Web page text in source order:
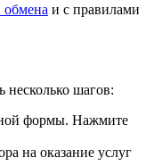
обмена и с правилами
несколько шагов:
формы. Нажмите
на оказание услуг